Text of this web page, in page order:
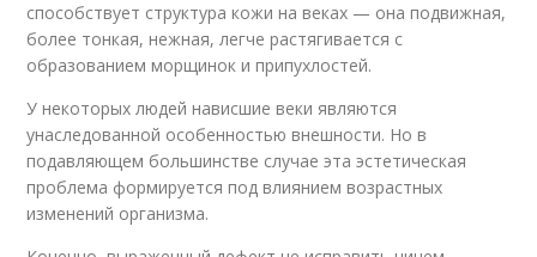
способствует структура кожи на веках — она подвижная,
более тонкая, нежная, легче растягивается с
образованием морщинок и припухлостей.
У некоторых людей нависшие веки являются
унаследованной особенностью внешности. Но в
подавляющем большинстве случае эта эстетическая
проблема формируется под влиянием возрастных
изменений организма.